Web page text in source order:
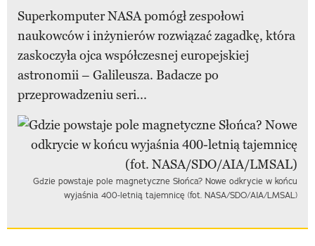
Superkomputer NASA pomógł zespołowi
naukowców i inżynierów rozwiązać zagadkę, która
zaskoczyła ojca współczesnej europejskiej
astronomii – Galileusza. Badacze po
przeprowadzeniu seri...
Gdzie powstaje pole magnetyczne Słońca? Nowe odkrycie w końcu
wyjaśnia 400-letnią tajemnicę (fot. NASA/SDO/AIA/LMSAL)